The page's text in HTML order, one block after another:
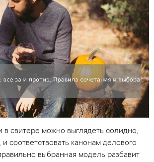
свитере можно выглядеть солидно,
соответствовать канонам делового
выбранная модель разбавит